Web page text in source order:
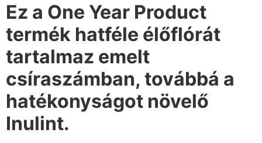
Ez a One Year Product
termék hatféle élőflórát
tartalmaz emelt
csíraszámban, továbbá a
hatékonyságot növelő
Inulint.